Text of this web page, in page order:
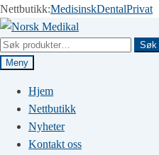
Nettbutikk:MedisinskDentalPrivat
Hopp
til
navigasjon
Hopp
til
innhold
Søk
etter:
Søk
Meny
Hjem
Nettbutikk
Nyheter
Kontakt oss